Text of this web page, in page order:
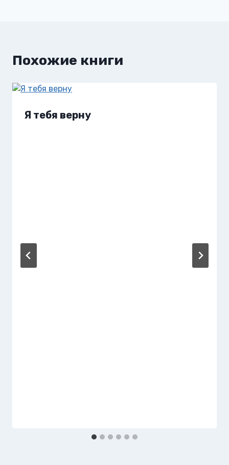
Похожие книги
Я тебя верну